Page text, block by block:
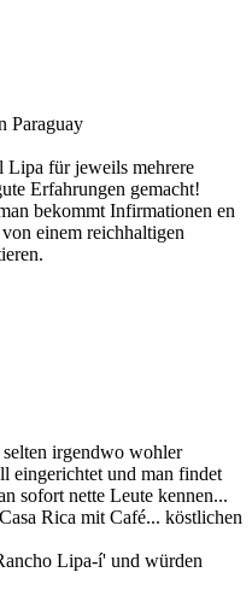
Paraguay
Lipa für jeweils mehrere
Erfahrungen gemacht!
bekommt Infirmationen en
einem reichhaltigen
irgendwo wohler
eingerichtet und man findet
sofort nette Leute kennen...
Rica mit Café... köstlichen
Lipa-í' und würden